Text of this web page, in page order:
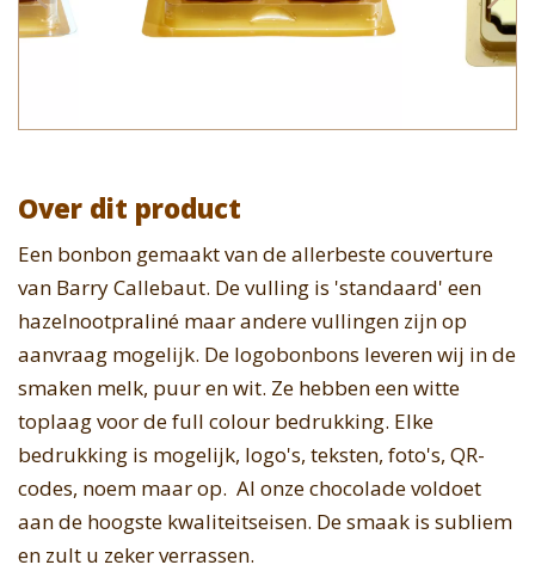
Over dit product
Een bonbon gemaakt van de allerbeste couverture
van Barry Callebaut. De vulling is 'standaard' een
hazelnootpraliné maar andere vullingen zijn op
aanvraag mogelijk. De logobonbons leveren wij in de
smaken melk, puur en wit. Ze hebben een witte
toplaag voor de full colour bedrukking. Elke
bedrukking is mogelijk, logo's, teksten, foto's, QR-
codes, noem maar op. Al onze chocolade voldoet
aan de hoogste kwaliteitseisen. De smaak is subliem
en zult u zeker verrassen.